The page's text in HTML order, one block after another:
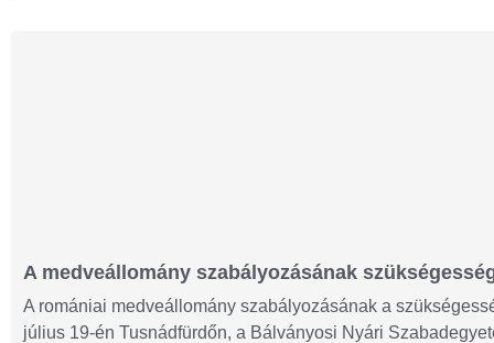
A medveállomány szabályozásának
A romániai medveállomány szabályozásának a
július 19-én Tusnádfürdőn, a Bálványosi Nyári